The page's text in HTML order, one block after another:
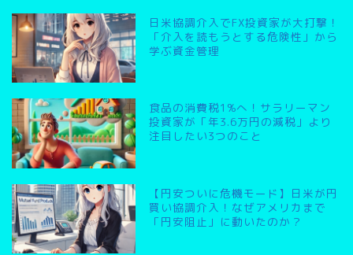
日米協調介入でFX投資家が大打撃！
「介入を読もうとする危険性」から
学ぶ資金管理
食品の消費税1%へ！サラリーマン
投資家が「年3.6万円の減税」より
注目したい3つのこと
【円安ついに危機モード】日米が円
買い協調介入！なぜアメリカまで
「円安阻止」に動いたのか？